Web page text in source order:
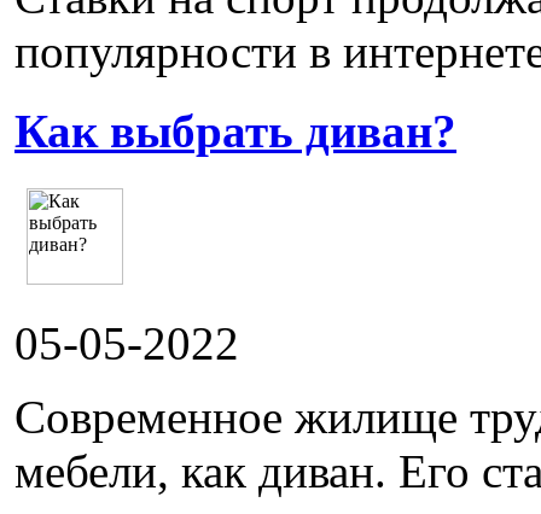
популярности в
Как выбрать диван?
05-05-2022
Современное жилище
мебели, как диван. Его